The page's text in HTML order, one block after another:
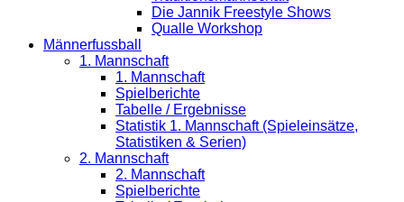
Die Jannik Freestyle Shows
Qualle Workshop
Männerfussball
1. Mannschaft
1. Mannschaft
Spielberichte
Tabelle / Ergebnisse
Statistik 1. Mannschaft (Spieleinsätze,
Statistiken & Serien)
2. Mannschaft
2. Mannschaft
Spielberichte